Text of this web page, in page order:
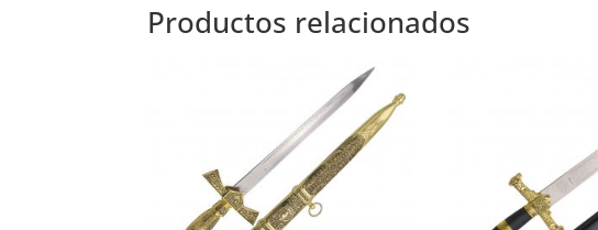
Productos relacionados